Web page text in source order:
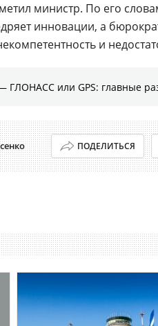
министр. По его
инновации, а
и
ГЛОНАСС или GPS: главные
ПОДЕЛИТЬСЯ